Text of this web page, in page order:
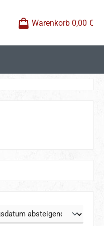
Warenkorb 0,00 €